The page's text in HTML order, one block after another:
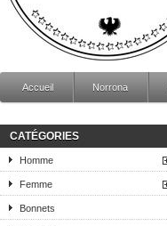
Accueil Norrona
CATÉGORIES
Homme
Femme
Bonnets